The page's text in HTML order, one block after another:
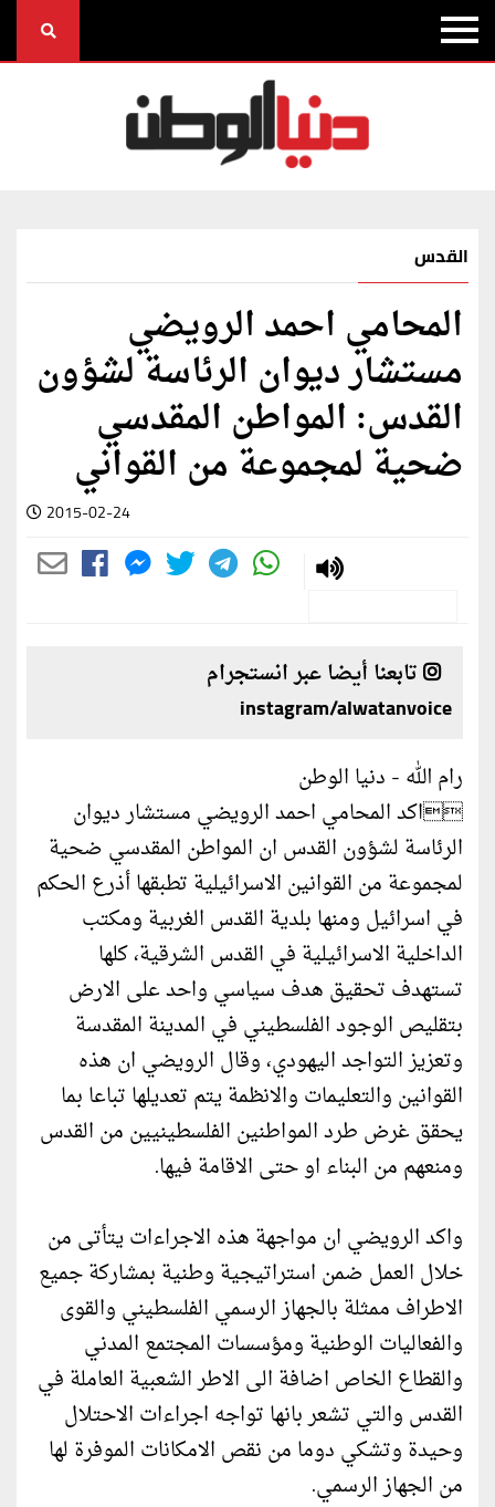
القدس
المحامي احمد الرويضي
مستشار ديوان الرئاسة لشؤون
القدس: المواطن المقدسي
ضحية لمجموعة من القواني
2015-02-24
تابعنا أيضا عبر انستجرام
instagram/alwatanvoice
رام الله - دنيا الوطن
اكد المحامي احمد الرويضي مستشار ديوان
الرئاسة لشؤون القدس ان المواطن المقدسي ضحية
لمجموعة من القوانين الاسرائيلية تطبقها أذرع الحكم
في اسرائيل ومنها بلدية القدس الغربية ومكتب
الداخلية الاسرائيلية في القدس الشرقية، كلها
تستهدف تحقيق هدف سياسي واحد على الارض
بتقليص الوجود الفلسطيني في المدينة المقدسة
وتعزيز التواجد اليهودي، وقال الرويضي ان هذه
القوانين والتعليمات والانظمة يتم تعديلها تباعا بما
يحقق غرض طرد المواطنين الفلسطينيين من القدس
ومنعهم من البناء او حتى الاقامة فيها.
واكد الرويضي ان مواجهة هذه الاجراءات يتأتى من
خلال العمل ضمن استراتيجية وطنية بمشاركة جميع
الاطراف ممثلة بالجهاز الرسمي الفلسطيني والقوى
والفعاليات الوطنية ومؤسسات المجتمع المدني
والقطاع الخاص اضافة الى الاطر الشعبية العاملة في
القدس والتي تشعر بانها تواجه اجراءات الاحتلال
وحيدة وتشكي دوما من نقص الامكانات الموفرة لها
من الجهاز الرسمي.